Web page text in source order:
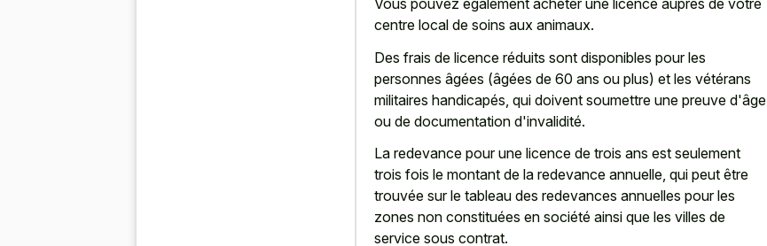
Vous pouvez également acheter une licence auprès de votre
centre local de soins aux animaux.
Des frais de licence réduits sont disponibles pour les
personnes âgées (âgées de 60 ans ou plus) et les vétérans
militaires handicapés, qui doivent soumettre une preuve d'âge
ou de documentation d'invalidité.
La redevance pour une licence de trois ans est seulement
trois fois le montant de la redevance annuelle, qui peut être
trouvée sur le tableau des redevances annuelles pour les
zones non constituées en société ainsi que les villes de
service sous contrat.